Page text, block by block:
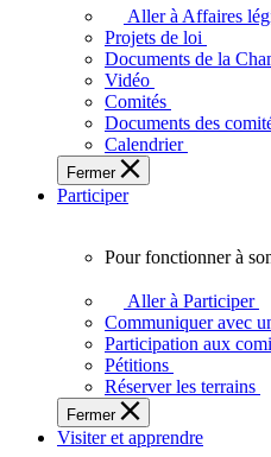
législative
adopte
touchent
vie
des
Ontariennes
Ontariens.
Aller à Affaires
Projets de loi
Documents de la
Vidéo
Comités
Documents des
Calendrier
Fermer
Participer
fonctionner
plein
potentiel,
l'Assemblée
a
besoin
Pour fonctionner à
Aller à Participer
Communiquer avec
Participation aux
Pétitions
Réserver les terrains
Fermer
Visiter et apprendre